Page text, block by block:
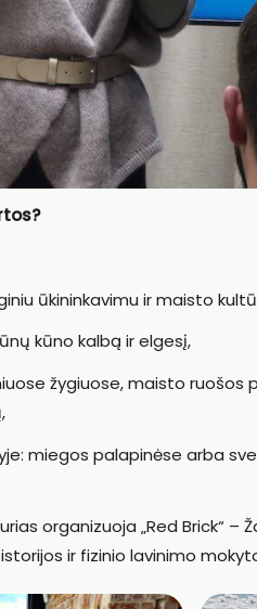
ūkininkavimu ir maisto
kūno kalbą ir elgesį,
žygiuose, maisto ruošos
miegos palapinėse arba
organizuoja „Red Brick“
ir fizinio lavinimo